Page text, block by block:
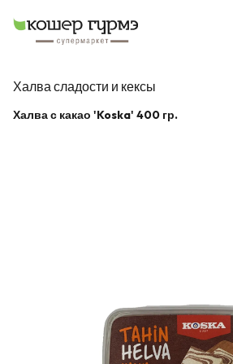
Халва сладости и кексы
Халва с какао 'Koska' 400 гр.